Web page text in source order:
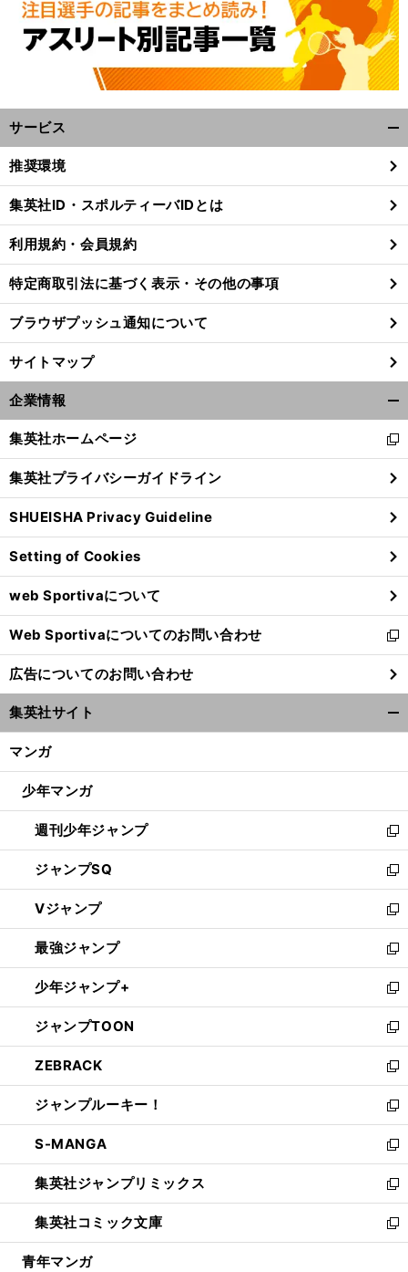
サービス
閉
る
推奨環境
集英社ID・スポルティーバIDとは
利用規約・会員規約
特定商取引法に基づく表示・その他の事項
ブラウザプッシュ通知について
サイトマップ
企業情報
閉
る
集英社ホームページ
新
し
い
ウ
ィ
ン
ド
ウ
で
開
く
集英社プライバシーガイドライン
SHUEISHA Privacy Guideline
Setting of Cookies
web Sportivaについて
Web Sportivaについてのお問い合わせ
新
し
い
ウ
ィ
ン
ウ
開
く
広告についてのお問い合わせ
集英社サイト
マンガ
少年マンガ
週刊少年ジャンプ
新
し
い
ウ
ィ
ン
ド
ウ
で
開
く
ジャンプSQ
新
し
い
ウ
ィ
ン
ド
ウ
で
開
く
Vジャンプ
新
し
い
ウ
ィ
ン
ド
ウ
で
開
く
最強ジャンプ
新
し
い
ウ
ィ
ン
ド
ウ
で
開
く
少年ジャンプ+
新
し
い
ウ
ィ
ン
ド
ウ
で
開
く
ジャンプTOON
新
し
い
ウ
ィ
ン
ド
ウ
で
開
く
ZEBRACK
新
し
い
ウ
ィ
ン
ド
ウ
で
開
ジャンプルーキー！
新
し
い
ウ
ィ
ン
ド
ウ
S-MANGA
新
し
い
ウ
ィ
ン
集英社ジャンプリミックス
新
し
い
ウ
集英社コミック文庫
新
し
青年マンガ